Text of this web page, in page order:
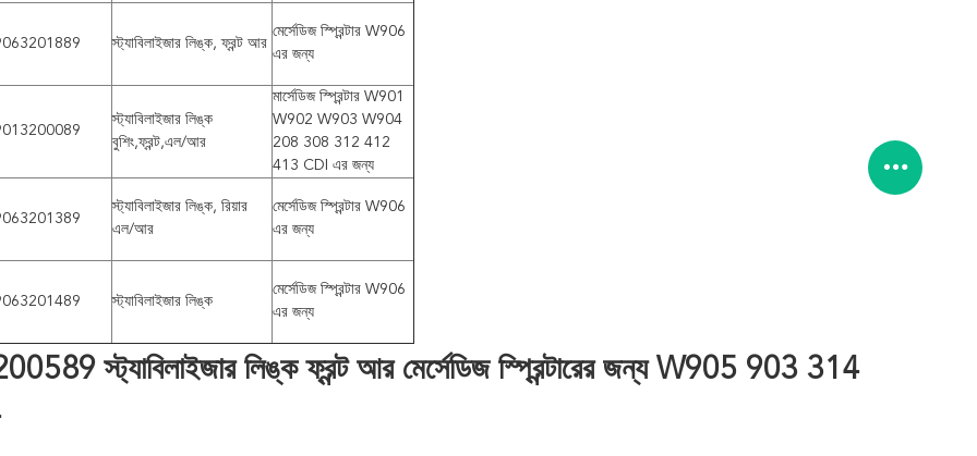
স্ট্যাবিলাইজার লিঙ্ক, ফ্রন্ট আর
মের্সেডিজ স্প্রিন্টার W906
এর জন্য
স্ট্যাবিলাইজার লিঙ্ক
বুশিং,ফ্রন্ট,এল/আর
মার্সেডিজ স্প্রিন্টার W901
W902 W903 W904
208 308 312 412
413 CDI এর জন্য
স্ট্যাবিলাইজার লিঙ্ক, রিয়ার
এল/আর
মের্সেডিজ স্প্রিন্টার W906
এর জন্য
স্ট্যাবিলাইজার লিঙ্ক
মের্সেডিজ স্প্রিন্টার W906
এর জন্য
স্ট্যাবিলাইজার লিঙ্ক ফ্রন্ট আর মের্সেডিজ স্প্রিন্টারের জন্য W905 903 314